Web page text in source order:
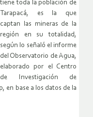
tiene toda la población de
Tarapacá, es la que
captan las mineras de la
región en su totalidad,
según lo señaló el informe
del Observatorio de Agua,
elaborado por el Centro
de Investigación de
en base a los datos de la